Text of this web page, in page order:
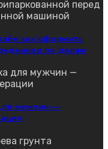
как оформить
по делам
мужчин —